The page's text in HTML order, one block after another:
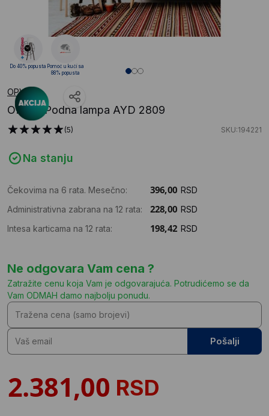
OPVIQ
OPVIQ Podna lampa AYD 2809
(5) SKU:194221
Na stanju
Čekovima na 6 rata. Mesečno:
RSD
Administrativna zabrana na 12 rata:
RSD
Intesa karticama na 12 rata:
RSD
Ne odgovara Vam cena ?
Zatražite cenu koja Vam je odgovarajuća. Potrudićemo se da
Vam ODMAH damo najbolju ponudu.
Pošalji
RSD
Do 40% popusta Pomoć u kući sa
88% popusta